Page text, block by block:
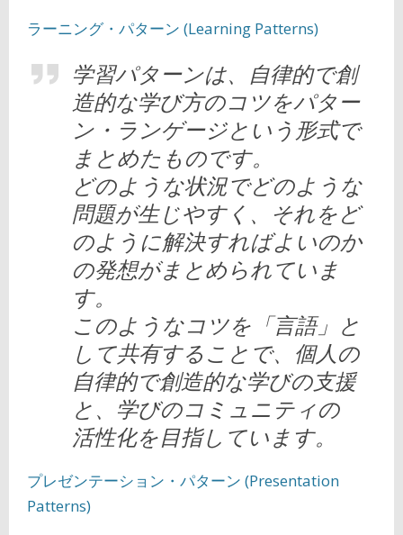
ラーニング・パターン (Learning Patterns)
学習パターンは、自律的で創
造的な学び方のコツをパター
ン・ランゲージという形式で
まとめたものです。
どのような状況でどのような
問題が生じやすく、それをど
のように解決すればよいのか
の発想がまとめられていま
す。
このようなコツを「言語」と
して共有することで、個人の
自律的で創造的な学びの支援
と、学びのコミュニティの
活性化を目指しています。
プレゼンテーション・パターン (Presentation
Patterns)